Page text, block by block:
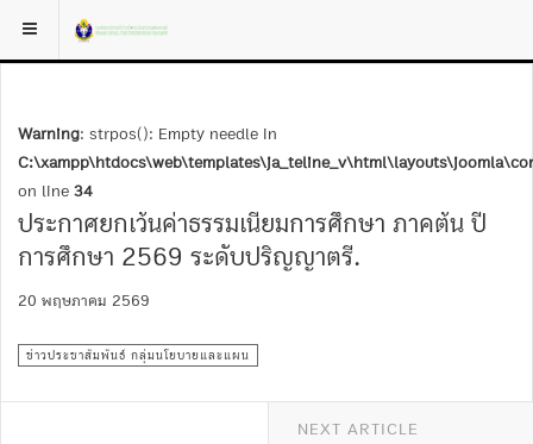
Warning: strpos(): Empty needle in
on line34
ประกาศยกเว้นค่าธรรมเนียมการศึกษา ภาคต้น ปี
การศึกษา 2569 ระดับปริญญาตรี.
20 พฤษภาคม 2569
ข่าวประชาสัมพันธ์ กลุ่มนโยบายและแผน
NEXT ARTICLE